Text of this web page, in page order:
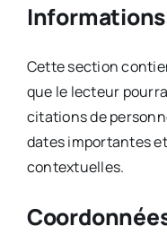
Cette section
que le lecteur
citations de
dates importantes
contextuelles.